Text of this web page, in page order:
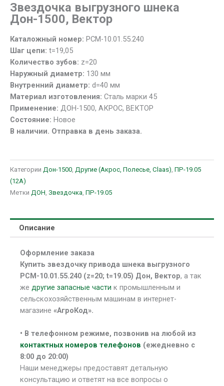
привода
шнека
РСМ-10.01.55.240
(z=20;
t=19.05)
Дон,
Вектор
Звездочка выгрузного шнека
Дон-1500, Вектор
Каталожный номер: РСМ-10.01.55.240
Шаг цепи: t=19,05
Количество зубов: z=20
Наружный диаметр: 130 мм
Внутренний диаметр: d=40 мм
Материал изготовления: Сталь марки 45
Применение: ДОН-1500, АКРОС, ВЕКТОР
Состояние: Новое
В наличии. Отправка в день заказа.
Категории Дон-1500 Другие (Акрос, Полесье, Claas) ПР-19.05
(12A)
Метки ДОН Звездочка ПР-19.05
Описание
Оформление заказа
Купить звездочку привода шнека выгрузного
РСМ-10.01.55.240 (z=20; t=19.05) Дон, Вектор, а так
же другие запасные части к промышленным и
сельскохозяйственным машинам в интернет-
магазине «АгроКод».
• В телефонном режиме, позвонив на любой из
контактных номеров телефонов (ежедневно с
8:00 до 20:00)
Наши менеджеры предоставят детальную
консультацию и ответят на все вопросы о